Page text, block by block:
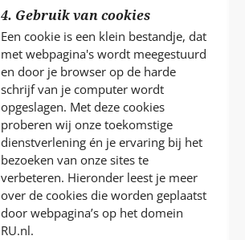
4. Gebruik van cookies
Een cookie is een klein bestandje, dat
met webpagina's wordt meegestuurd
en door je browser op de harde
schrijf van je computer wordt
opgeslagen. Met deze cookies
proberen wij onze toekomstige
dienstverlening én je ervaring bij het
bezoeken van onze sites te
verbeteren. Hieronder leest je meer
over de cookies die worden geplaatst
door webpagina’s op het domein
RU.nl.